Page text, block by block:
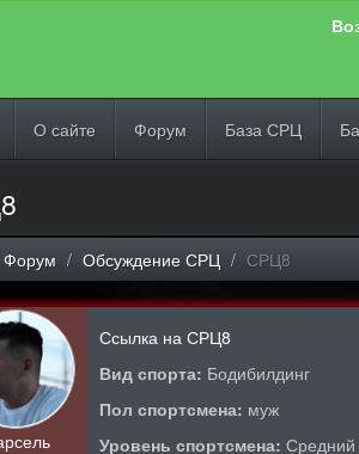
О сайте Форум База СРЦ
Форум Обсуждение СРЦ СРЦ8
Ссылка на СРЦ8
Вид спорта: Бодибилдинг
Пол спортсмена: муж
Уровень спортсмена: Средний